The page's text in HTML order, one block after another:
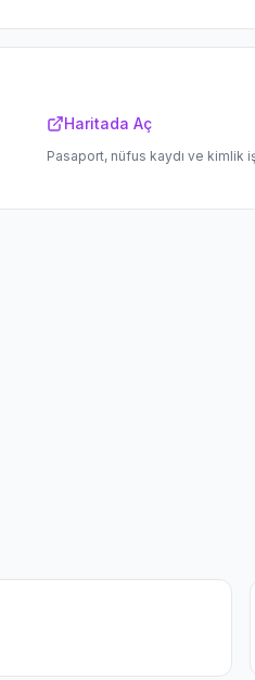
Haritada Aç
Pasaport, nüfus kaydı ve kimlik